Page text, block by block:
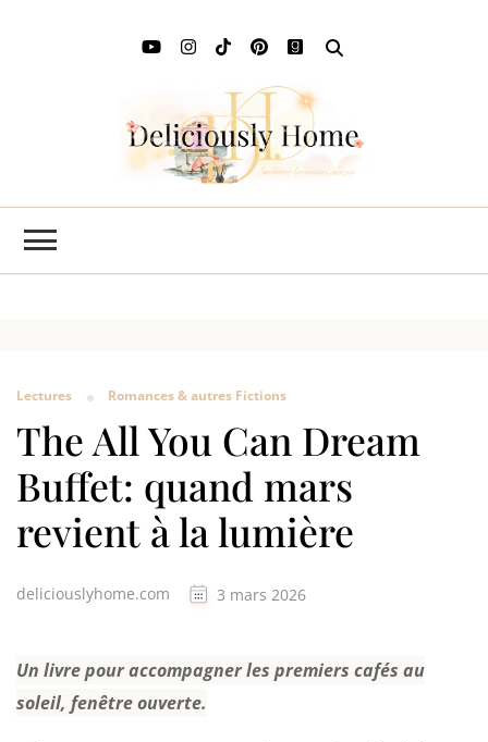
Lectures Romances & autres Fictions
The All You Can Dream
Buffet: quand mars
revient à la lumière
deliciouslyhome.com 3 mars 2026
Un livre pour accompagner les premiers cafés au
soleil, fenêtre ouverte.